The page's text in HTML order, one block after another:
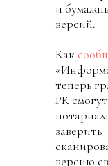
и
версий.
Как
теперь
РК смогут
заверить
версию